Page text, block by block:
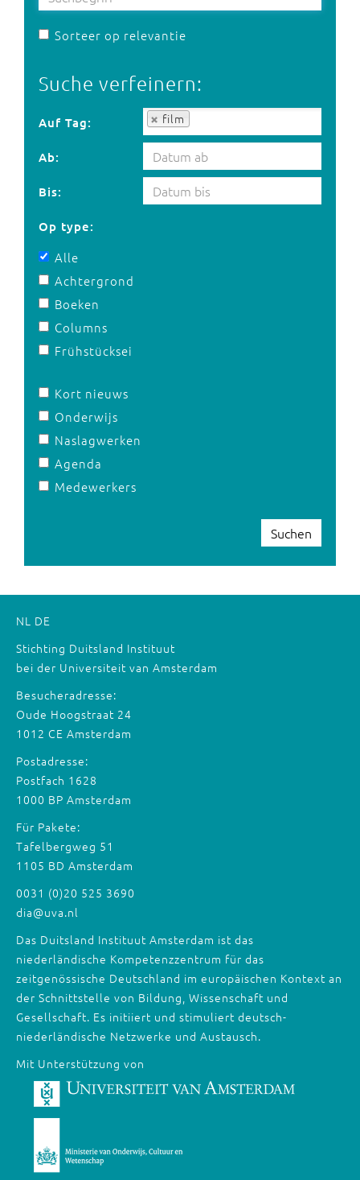
Sorteer op relevantie
Suche verfeinern:
Auf Tag: film
Auf Tag:
Ab:
Bis:
Op type:
Alle
Achtergrond
Boeken
Columns
Frühstücksei
Kort nieuws
Onderwijs
Naslagwerken
Agenda
Medewerkers
Suchen
NL DE
Stichting Duitsland Instituut
bei der Universiteit van Amsterdam
Besucheradresse:
Oude Hoogstraat 24
1012 CE Amsterdam
Postadresse:
Postfach 1628
1000 BP Amsterdam
Für Pakete:
Tafelbergweg 51
1105 BD Amsterdam
0031 (0)20 525 3690
dia@uva.nl
Das Duitsland Instituut Amsterdam ist das
niederländische Kompetenzzentrum für das
zeitgenössische Deutschland im europäischen Kontext an
der Schnittstelle von Bildung, Wissenschaft und
Gesellschaft. Es initiiert und stimuliert deutsch-
niederländische Netzwerke und Austausch.
Mit Unterstützung von